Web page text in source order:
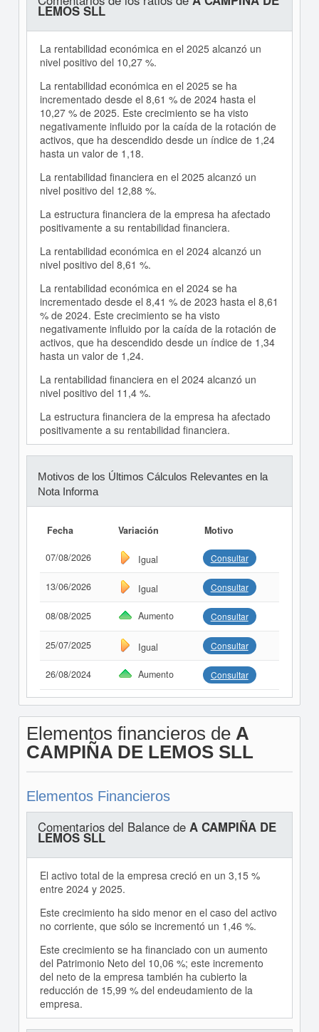
LEMOS SLL
La rentabilidad económica en el 2025 alcanzó un
nivel positivo del 10,27 %.
La rentabilidad económica en el 2025 se ha
incrementado desde el 8,61 % de 2024 hasta el
10,27 % de 2025. Este crecimiento se ha visto
negativamente influido por la caída de la rotación de
activos, que ha descendido desde un índice de 1,24
hasta un valor de 1,18.
La rentabilidad financiera en el 2025 alcanzó un
nivel positivo del 12,88 %.
La estructura financiera de la empresa ha afectado
positivamente a su rentabilidad financiera.
La rentabilidad económica en el 2024 alcanzó un
nivel positivo del 8,61 %.
La rentabilidad económica en el 2024 se ha
incrementado desde el 8,41 % de 2023 hasta el 8,61
% de 2024. Este crecimiento se ha visto
negativamente influido por la caída de la rotación de
activos, que ha descendido desde un índice de 1,34
hasta un valor de 1,24.
La rentabilidad financiera en el 2024 alcanzó un
nivel positivo del 11,4 %.
La estructura financiera de la empresa ha afectado
positivamente a su rentabilidad financiera.
Motivos de los Últimos Cálculos Relevantes en la
Nota Informa
Fecha Variación Motivo
07/08/2026 Igual Consultar
13/06/2026 Igual Consultar
08/08/2025 Aumento Consultar
25/07/2025 Igual Consultar
26/08/2024 Aumento Consultar
Elementos financieros de A
CAMPIÑA DE LEMOS SLL
Elementos Financieros
Comentarios del Balance de A CAMPIÑA DE
LEMOS SLL
El activo total de la empresa creció en un 3,15 %
entre 2024 y 2025.
Este crecimiento ha sido menor en el caso del activo
no corriente, que sólo se incrementó un 1,46 %.
Este crecimiento se ha financiado con un aumento
del Patrimonio Neto del 10,06 %; este incremento
del neto de la empresa también ha cubierto la
reducción de 15,99 % del endeudamiento de la
empresa.